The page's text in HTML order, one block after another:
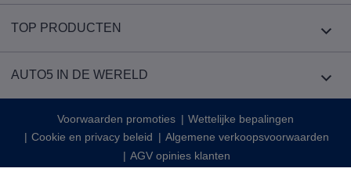
TOP PRODUCTEN
AUTO5 IN DE WERELD
Voorwaarden promoties
Wettelijke bepalingen
Cookie en privacy beleid
Algemene verkoopsvoorwaarden
AGV opinies klanten